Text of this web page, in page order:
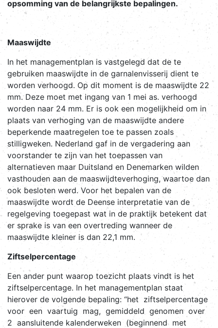
opsomming van de belangrijkste bepalingen.
Maaswijdte
In het managementplan is vastgelegd dat de te
gebruiken maaswijdte in de garnalenvisserij dient te
worden verhoogd. Op dit moment is de maaswijdte 22
mm. Deze moet met ingang van 1 mei as. verhoogd
worden naar 24 mm. Er is ook een mogelijkheid om in
plaats van verhoging van de maaswijdte andere
beperkende maatregelen toe te passen zoals
stilligweken. Nederland gaf in de vergadering aan
voorstander te zijn van het toepassen van
alternatieven maar Duitsland en Denemarken wilden
vasthouden aan de maaswijdteverhoging, waartoe dan
ook besloten werd. Voor het bepalen van de
maaswijdte wordt de Deense interpretatie van de
regelgeving toegepast wat in de praktijk betekent dat
er sprake is van een overtreding wanneer de
maaswijdte kleiner is dan 22,1 mm.
Ziftselpercentage
Een ander punt waarop toezicht plaats vindt is het
ziftselpercentage. In het managementplan staat
hierover de volgende bepaling: “het ziftselpercentage
voor een vaartuig mag, gemiddeld genomen over
2 aansluitende kalenderweken (beginnend met